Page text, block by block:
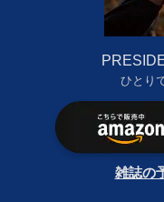
ひとり
雑誌の